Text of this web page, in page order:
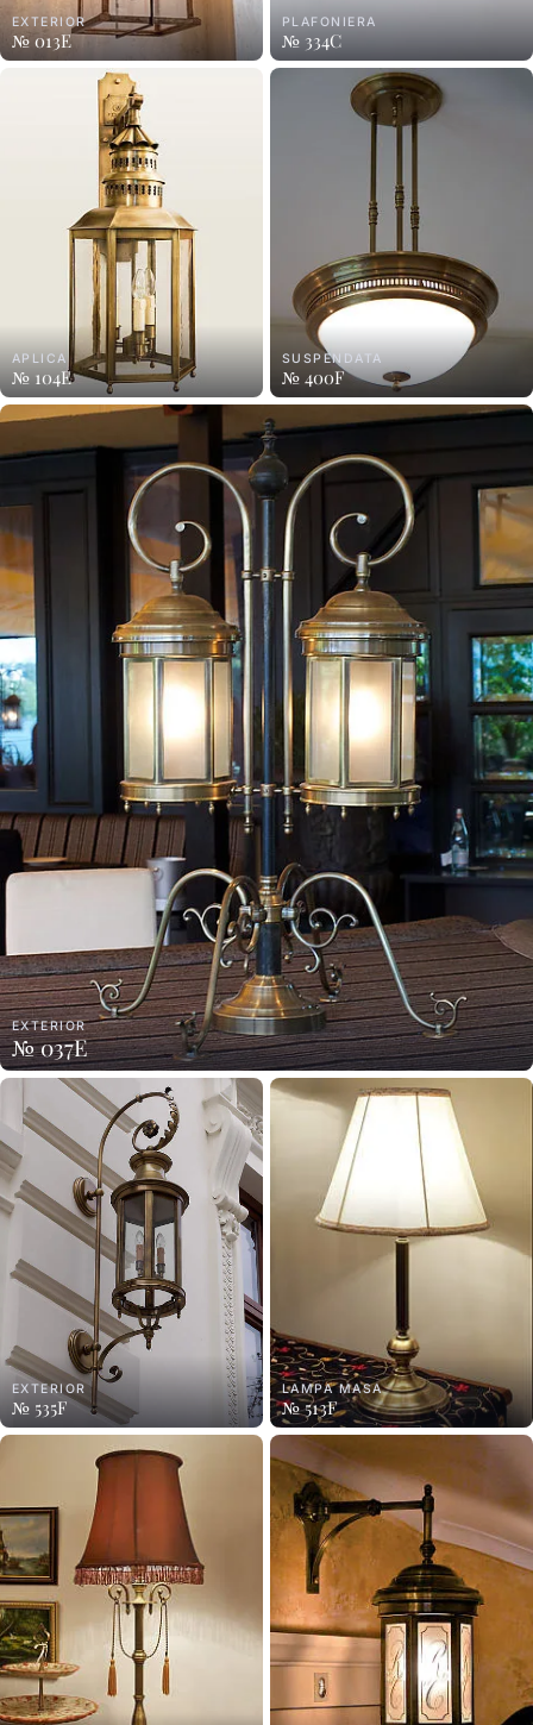
EXTERIOR
№ 013E
PLAFONIERA
№ 334C
APLICA
№ 104E
SUSPENDATA
№ 400F
EXTERIOR
№ 037E
EXTERIOR
№ 535F
LAMPA MASA
№ 513F